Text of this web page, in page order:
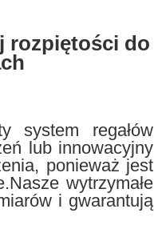
rozpiętości do
system regałów
lub innowacyjny
ponieważ jest
wytrzymałe
i gwarantują